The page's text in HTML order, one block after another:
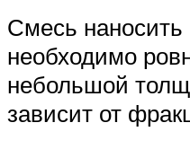
Смесь наносить
необходимо
небольшой
зависит от